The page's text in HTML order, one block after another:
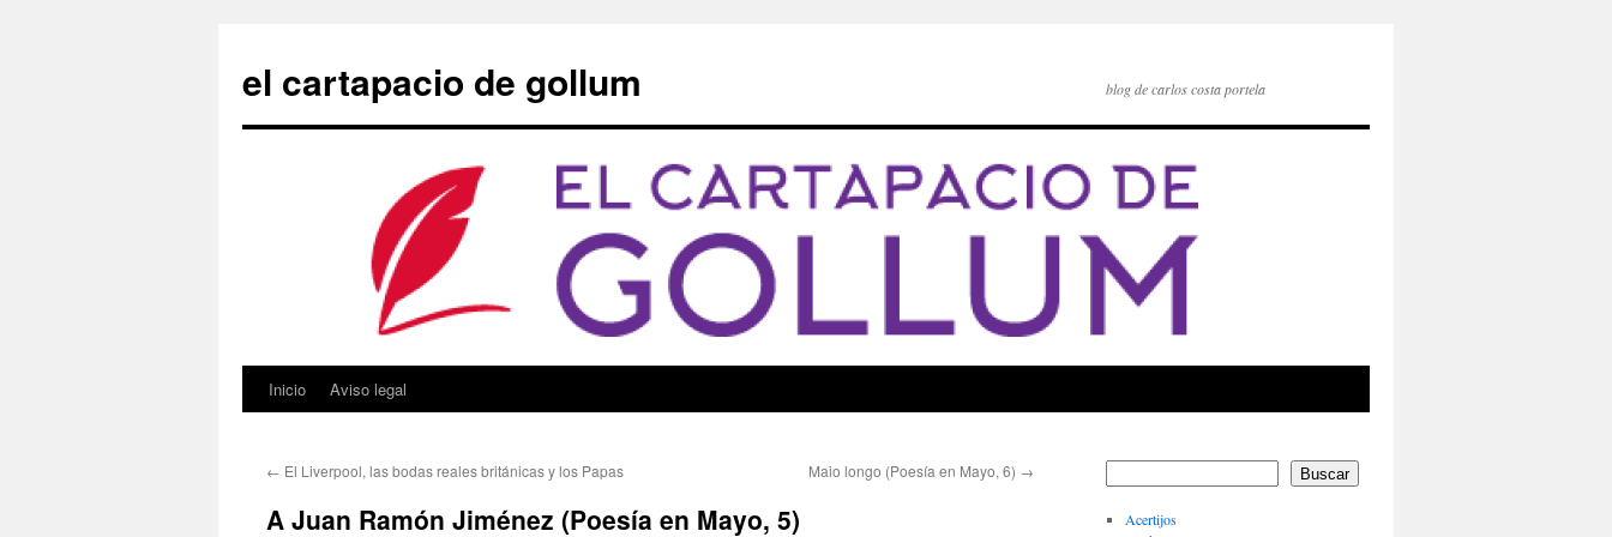
contenido
el cartapacio de gollum blog de carlos costa portela
Inicio Aviso legal
← El Liverpool, las bodas reales británicas y los Papas Maio longo (Poesía en Mayo, 6) →
A Juan Ramón Jiménez (Poesía en Mayo, 5)
Buscar
Acertijos